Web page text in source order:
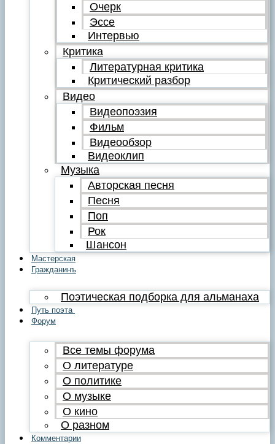
Очерк
Эссе
Интервью
Критика
Литературная критика
Критический разбор
Видео
Видеопоэзия
Фильм
Видеообзор
Видеоклип
Музыка
Авторская песня
Песня
Поп
Рок
Шансон
Мастерская
Гражданинъ
Поэтическая подборка для альманаха
Путь поэта
Форум
Все темы форума
О литературе
О политике
О музыке
О кино
О разном
Комментарии